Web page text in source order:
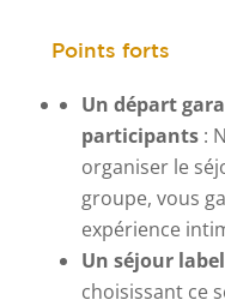
Points forts
Un départ
participants:
organiser le
groupe, vous
expérience
Un séjour
choisissant ce